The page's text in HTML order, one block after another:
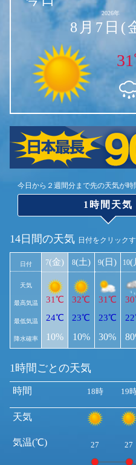
2026年
8月7日(
今日から２週間分まで先の天気が時
1時間天気
14日間の天気 日付をクリック
日付
天気
最高気温
最低気温
降水確率
7(金)
31℃
24℃
10%
8(土)
32℃
23℃
10%
9(日)
31℃
23℃
30%
10(
1時間ごとの天気
時間
天気
気温(℃)
18時 19
27 27